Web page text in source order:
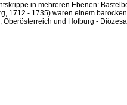
in mehreren Ebenen:
1712 - 1735) waren einem
und Hofburg -